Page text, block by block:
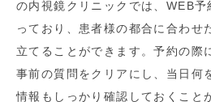
の内視鏡クリニックでは、WEB
っており、患者様の都合に合わせ
立てることができます。予約の際
事前の質問をクリアにし、当日何
情報もしっかり確認しておくこと